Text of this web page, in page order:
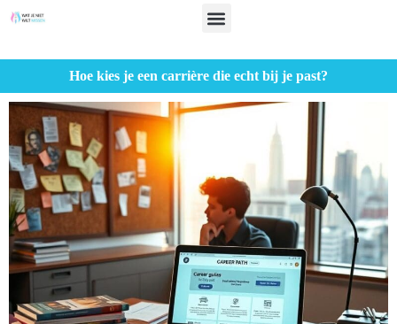
Hoe kies je een carrière die echt bij je past?